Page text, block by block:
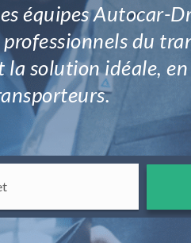
équipes Autocar-
du
solution idéale,